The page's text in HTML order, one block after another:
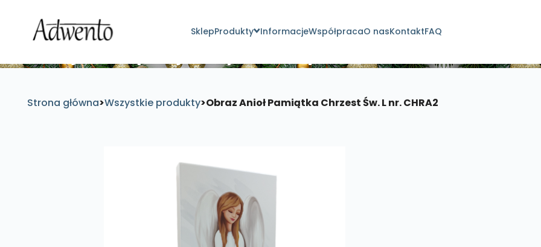
SklepProdukty InformacjeWspółpracaO nasKontaktFAQ
Strona główna>Wszystkie produkty>Obraz Anioł Pamiątka Chrzest Św. L nr. CHRA2